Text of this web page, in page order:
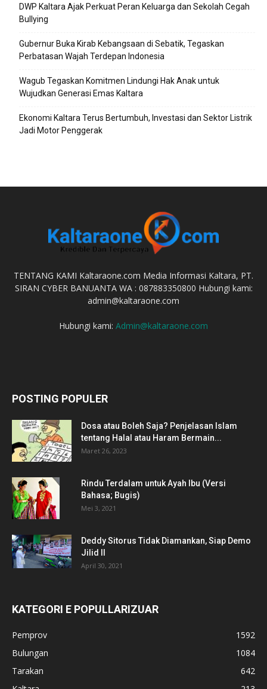
DWP Kaltara Ajak Perkuat Peran Keluarga dan Sekolah Cegah
Bullying
Gubernur Buka Kirab Kebangsaan di Sebatik, Tegaskan
Perbatasan Wajah Terdepan Indonesia
Wagub Tegaskan Komitmen Lindungi Hak Anak untuk
Wujudkan Generasi Emas Kaltara
Ekonomi Kaltara Terus Bertumbuh, Investasi dan Sektor Listrik
Jadi Motor Penggerak
TENTANG KAMI Kaltaraone.com Media Informasi Kaltara, PT.
SIRAN CYBER BANUANTA WA : 087883350800 Hubungi kami:
admin@kaltaraone.com
Hubungi kami: Admin@kaltaraone.com
POSTING POPULER
Dosa atau Boleh Saja? Penjelasan Islam
tentang Halal atau Haram Bermain...
Maret 26, 2023
Rindu Terdalam untuk Ayah Ibu (Versi
Bahasa; Bugis)
Mei 3, 2021
Deddy Sitorus Tidak Diamankan, Siap Demo
Jilid II
April 30, 2021
KATEGORI E POPULLARIZUAR
Pemprov
1592
Bulungan
1084
Tarakan
642